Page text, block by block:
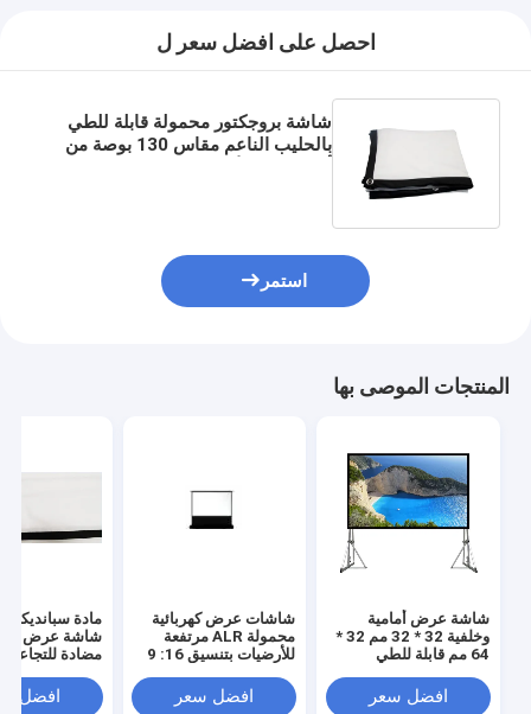
احصل على افضل سعر ل
شاشة بروجكتور محمولة قابلة للطي
بالحليب الناعم مقاس 130 بوصة من
استمر
المنتجات الموصى بها
شاشة عرض أمامية
وخلفية 32 * 32 مم 32 *
64 مم قابلة للطي
افضل سعر
شاشات عرض كهربائية
محمولة ALR مرتفعة
للأرضيات بتنسيق 16: 9
افضل سعر
مادة
شاشة عرض
مضادة للتجاعيد
افضل